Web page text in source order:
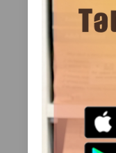
Масса
1 шт